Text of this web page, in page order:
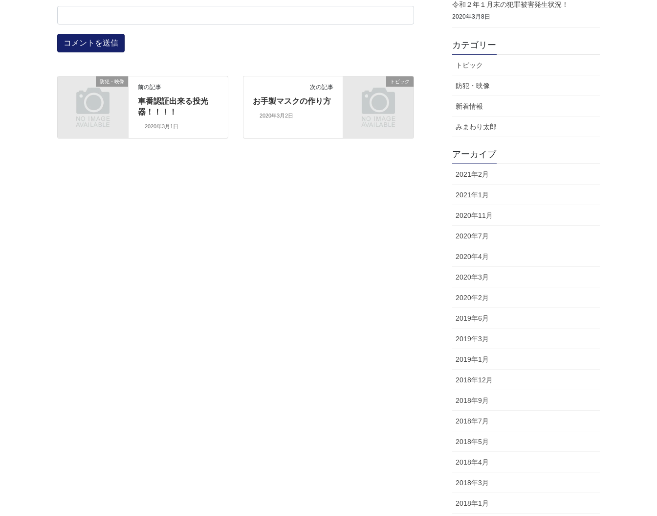
防犯・映像
前の記事
車番認証出来る投光
器！！！！
2020年3月1日
トピック
次の記事
お手製マスクの作り方
2020年3月2日
令和２年１月末の犯罪被害発生状況！
2020年3月8日
カテゴリー
トピック
防犯・映像
新着情報
みまわり太郎
アーカイブ
2021年2月
2021年1月
2020年11月
2020年7月
2020年4月
2020年3月
2020年2月
2019年6月
2019年3月
2019年1月
2018年12月
2018年9月
2018年7月
2018年5月
2018年4月
2018年3月
2018年1月